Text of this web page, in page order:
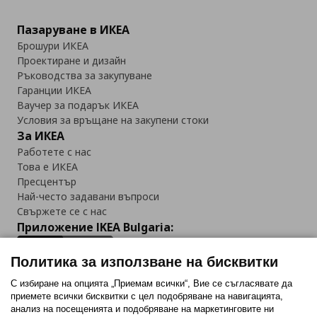
Пазаруване в ИКЕА
Брошури ИКЕА
Проектиране и дизайн
Ръководства за закупуване
Гаранции ИКЕА
Ваучер за подарък ИКЕА
Условия за връщане на закупени стоки
За ИКЕА
Работете с нас
Това е ИКЕА
Пресцентър
Най-често задавани въпроси
Свържете се с нас
Приложение IKEA Bulgaria:
Последвайте ни:
Политика за използване на бисквитки
С избиране на опцията „Приемам всички“, Вие се съгласявате да
приемете всички бисквитки с цел подобряване на навигацията,
анализ на посещенията и подобряване на маркетинговите ни